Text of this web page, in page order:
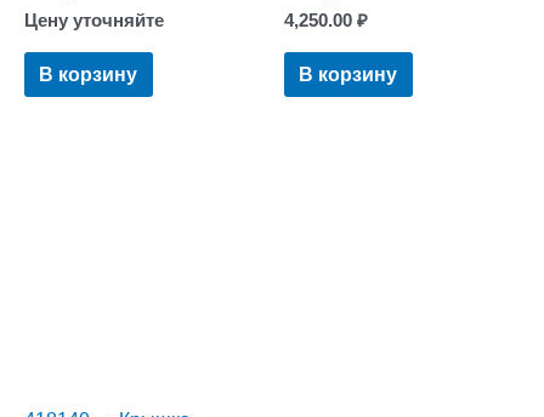
Цену уточняйте
В корзину
4,250.00 ₽
В корзину